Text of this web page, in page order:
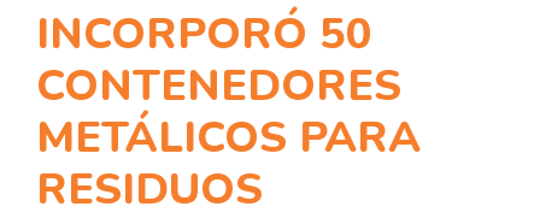
INCORPORÓ 50
CONTENEDORES
METÁLICOS PARA
RESIDUOS